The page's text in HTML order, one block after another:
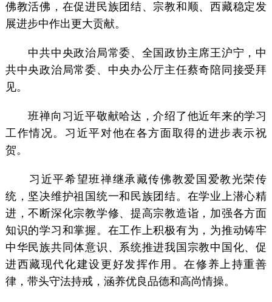
佛教活佛，在促进民族团结、宗教和顺、西藏稳定发
展进步中作出更大贡献。
中共中央政治局常委、全国政协主席王沪宁，中
共中央政治局常委、中央办公厅主任蔡奇陪同接受拜
见。
班禅向习近平敬献哈达，介绍了他近年来的学习
工作情况。习近平对他在各方面取得的进步表示祝
贺。
习近平希望班禅继承藏传佛教爱国爱教光荣传
统，坚决维护祖国统一和民族团结。在学业上潜心精
进，不断深化宗教学修、提高宗教造诣，加强各方面
知识的学习和掌握。在工作上积极有为，为推动铸牢
中华民族共同体意识、系统推进我国宗教中国化、促
进西藏现代化建设更好发挥作用。在修养上持重善
律，带头守法持戒，涵养优良品德和高尚情操。